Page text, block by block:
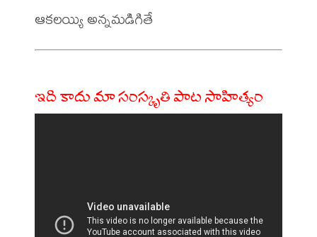
ఇది కాదు మా సంస్కృతి పాట సాహిత్యం